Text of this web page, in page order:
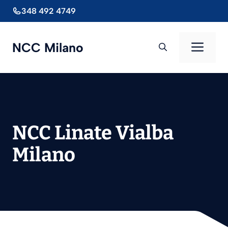
al
348 492 4749
NCC Milano
NCC Linate Vialba
Milano